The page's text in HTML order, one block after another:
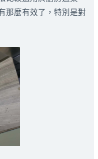
那麼有效了，特別是對